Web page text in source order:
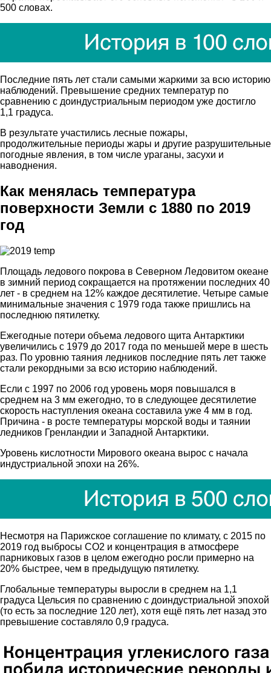
500 словах.
Последние пять лет стали самыми жаркими за всю историю
наблюдений. Превышение средних температур по
сравнению с доиндустриальным периодом уже достигло
1,1 градуса.
В результате участились лесные пожары,
продолжительные периоды жары и другие разрушительные
погодные явления, в том числе ураганы, засухи и
наводнения.
Как менялась температура
поверхности Земли с 1880 по 2019
год
Площадь ледового покрова в Северном Ледовитом океане
в зимний период сокращается на протяжении последних 40
лет - в среднем на 12% каждое десятилетие. Четыре самые
минимальные значения с 1979 года также пришлись на
последнюю пятилетку.
Ежегодные потери объема ледового щита Антарктики
увеличились с 1979 до 2017 года по меньшей мере в шесть
раз. По уровню таяния ледников последние пять лет также
стали рекордными за всю историю наблюдений.
Если с 1997 по 2006 год уровень моря повышался в
среднем на 3 мм ежегодно, то в следующее десятилетие
скорость наступления океана составила уже 4 мм в год.
Причина - в росте температуры морской воды и таянии
ледников Гренландии и Западной Антарктики.
Уровень кислотности Мирового океана вырос с начала
индустриальной эпохи на 26%.
Несмотря на Парижское соглашение по климату, с 2015 по
2019 год выбросы СО2 и концентрация в атмосфере
парниковых газов в целом ежегодно росли примерно на
20% быстрее, чем в предыдущую пятилетку.
Глобальные температуры выросли в среднем на 1,1
градуса Цельсия по сравнению с доиндустриальной эпохой
(то есть за последние 120 лет), хотя ещё пять лет назад это
превышение составляло 0,9 градуса.